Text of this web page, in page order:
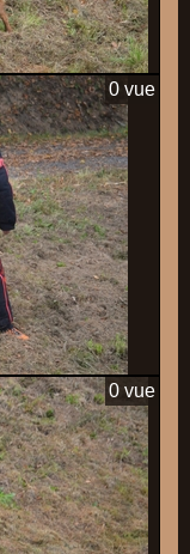
0 vue
0 vue